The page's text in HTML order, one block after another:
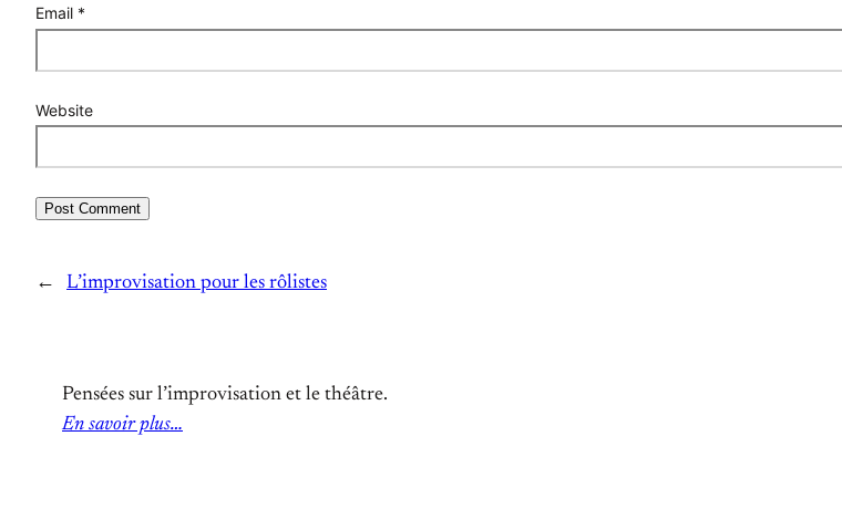
Email *
Website
← L’improvisation pour les rôlistes
Pensées sur l’improvisation et le théâtre.
En savoir plus…